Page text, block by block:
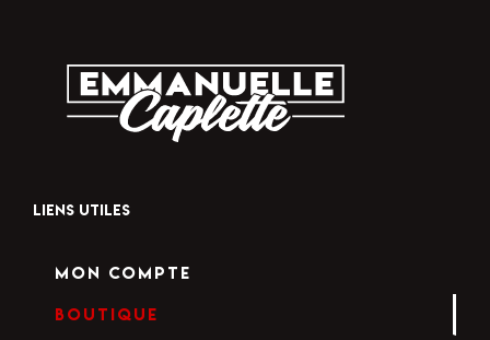
LIENS UTILES
Mon compte
Boutique